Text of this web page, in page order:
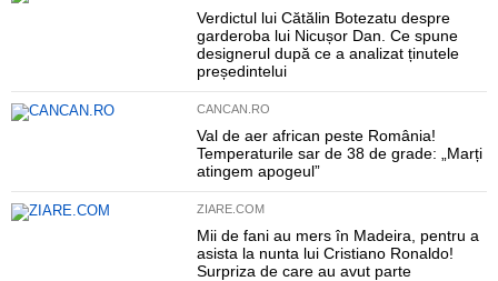
Verdictul lui Cătălin Botezatu despre
garderoba lui Nicușor Dan. Ce spune
designerul după ce a analizat ținutele
președintelui
CANCAN.RO
Val de aer african peste România!
Temperaturile sar de 38 de grade: „Marți
atingem apogeul”
ZIARE.COM
Mii de fani au mers în Madeira, pentru a
asista la nunta lui Cristiano Ronaldo!
Surpriza de care au avut parte